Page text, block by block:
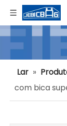
Lar »
com bica